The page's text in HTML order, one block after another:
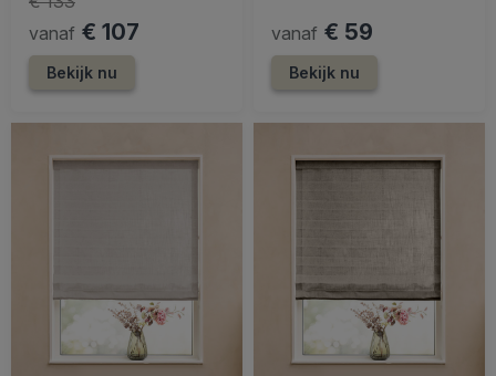
vanaf € 107
Bekijk nu
vanaf € 59
Bekijk nu